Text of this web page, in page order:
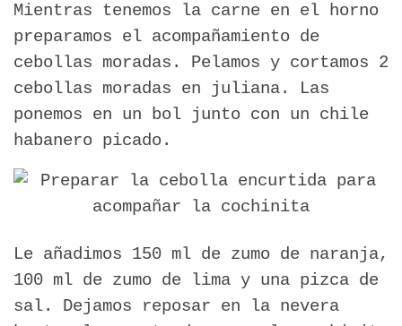
Mientras tenemos la carne en el horno
preparamos el acompañamiento de
cebollas moradas. Pelamos y cortamos 2
cebollas moradas en juliana. Las
ponemos en un bol junto con un chile
habanero picado.
Le añadimos 150 ml de zumo de naranja,
100 ml de zumo de lima y una pizca de
sal. Dejamos reposar en la nevera